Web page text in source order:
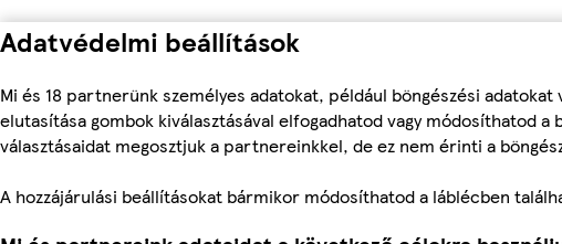
Adatvédelmi beállítások
Mi és 18 partnerünk személyes adatokat, például böngészési
elutasítása gombok kiválasztásával elfogadhatod vagy módosíthatod
választásaidat megosztjuk a partnereinkkel, de ez nem érinti a
A hozzájárulási beállításokat bármikor módosíthatod a láblécben